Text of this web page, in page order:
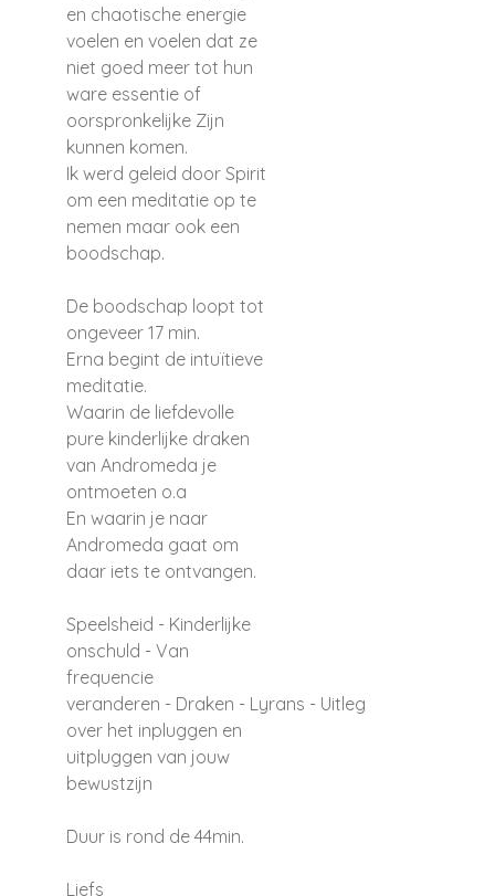
en chaotische energie
voelen en voelen dat ze
niet goed meer tot hun
ware essentie of
oorspronkelijke Zijn
kunnen komen.
Ik werd geleid door Spirit
om een meditatie op te
nemen maar ook een
boodschap.
De boodschap loopt tot
ongeveer 17 min.
Erna begint de intuïtieve
meditatie.
Waarin de liefdevolle
pure kinderlijke draken
van Andromeda je
ontmoeten o.a
En waarin je naar
Andromeda gaat om
daar iets te ontvangen.
Speelsheid - Kinderlijke
onschuld - Van
frequencie
veranderen - Draken - Lyrans - Uitleg
over het inpluggen en
uitpluggen van jouw
bewustzijn
Duur is rond de 44min.
Liefs